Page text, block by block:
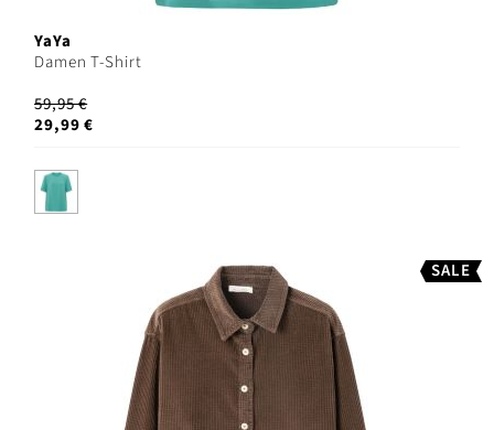
YaYa
Damen T-Shirt
59,95 €
29,99 €
SALE